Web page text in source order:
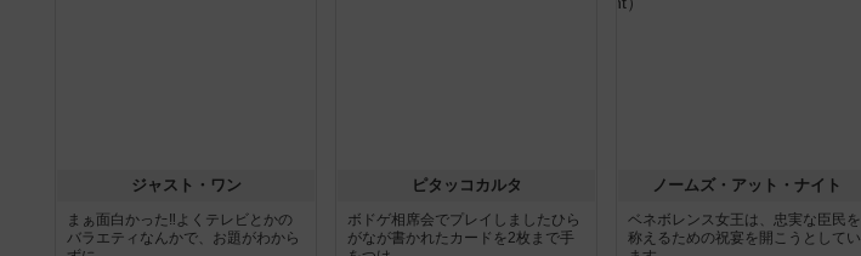
ジャスト・ワン
まぁ面白かった‼️よくテレビとかの
バラエティなんかで、お題がわから
ピタッコカルタ
ボドゲ相席会でプレイしましたひら
がなが書かれたカードを2枚まで手
ノームズ・アット・ナイト
ベネボレンス女王は、忠実な臣民を
称えるための祝宴を開こうとしてい